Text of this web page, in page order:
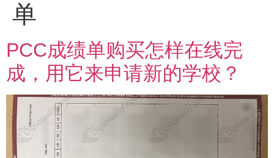
单
PCC成绩单购买怎样在线完
成，用它来申请新的学校？